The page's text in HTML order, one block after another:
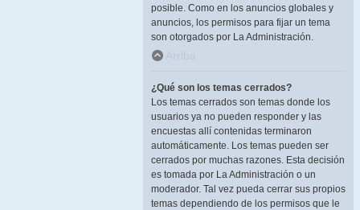
posible. Como en los anuncios globales y
anuncios, los permisos para fijar un tema
son otorgados por La Administración.
Arriba
¿Qué son los temas cerrados?
Los temas cerrados son temas donde los
usuarios ya no pueden responder y las
encuestas allí contenidas terminaron
automáticamente. Los temas pueden ser
cerrados por muchas razones. Esta decisión
es tomada por La Administración o un
moderador. Tal vez pueda cerrar sus propios
temas dependiendo de los permisos que le